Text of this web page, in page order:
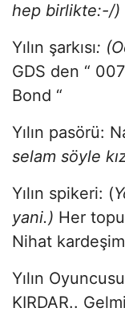
hep birlikte:-/)
Yılın şarkısı:
GDS den “
Bond “
Yılın pasörü:
selam söyle
Yılın spikeri: (
yani.) Her
Nihat
Yılın
KIRDAR..